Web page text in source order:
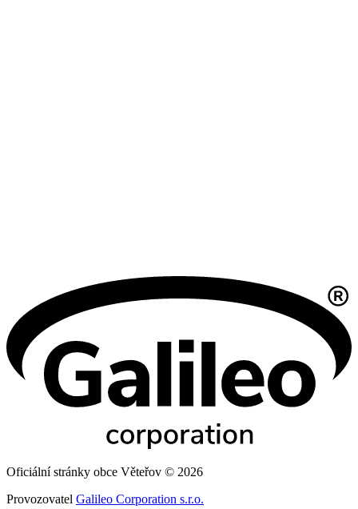
Oficiální stránky obce Věteřov © 2026
Provozovatel Galileo Corporation s.r.o.